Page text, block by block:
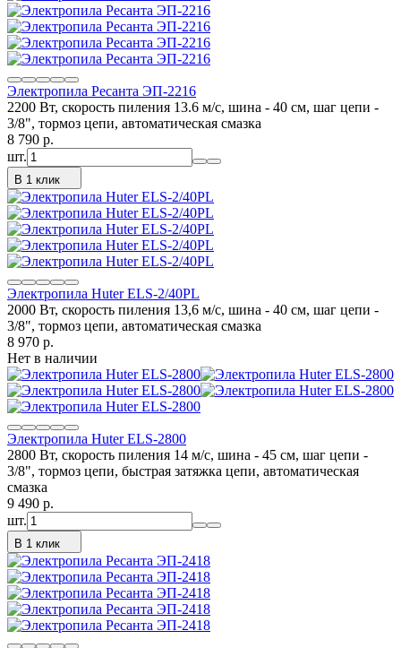
Электропила Ресанта ЭП-2216
2200 Вт, скорость пиления 13.6 м/с, шина - 40 см, шаг цепи -
3/8", тормоз цепи, автоматическая смазка
8 790 p.
шт.
В 1 клик
Электропила Huter ELS-2/40PL
2000 Вт, скорость пиления 13,6 м/с, шина - 40 см, шаг цепи -
3/8", тормоз цепи, автоматическая смазка
8 970 p.
Нет в наличии
Электропила Huter ELS-2800
2800 Вт, скорость пиления 14 м/с, шина - 45 см, шаг цепи -
3/8", тормоз цепи, быстрая затяжка цепи, автоматическая
смазка
9 490 p.
шт.
В 1 клик